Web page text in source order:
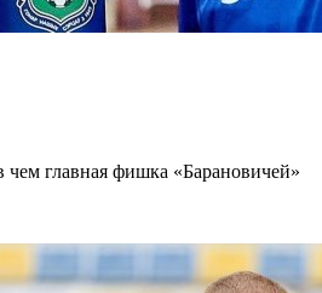
главная фишка «Барановичей»